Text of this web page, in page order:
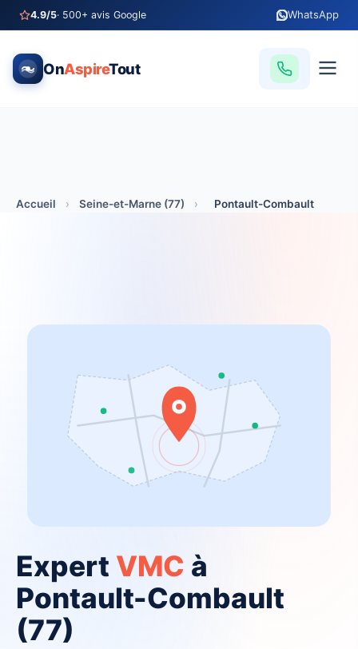
4.9/5· 500+ avis Google WhatsApp
OnAspireTout
Accueil › Seine-et-Marne (77) › Pontault-Combault
Expert VMC à
Pontault-Combault
(77)